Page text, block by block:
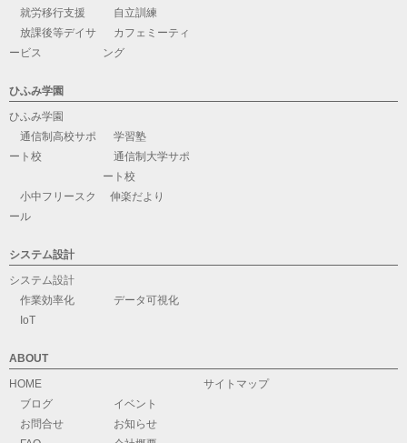
就労移行支援
自立訓練
放課後等デイサ
ービス
カフェミーティ
ング
ひふみ学園
ひふみ学園
通信制高校サポ
ート校
学習塾
通信制大学サポ
ート校
小中フリースク
ール
伸楽だより
システム設計
システム設計
作業効率化
データ可視化
IoT
ABOUT
HOME
ブログ
イベント
お問合せ
お知らせ
サイトマップ